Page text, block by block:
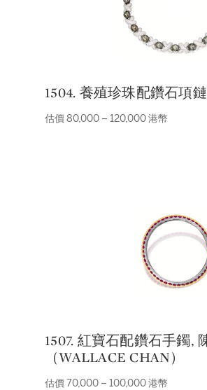
1504. 養殖珍珠配鑽石項鏈
估價 80,000 – 120,000 港幣
1507. 紅寶石配鑽石手鐲, 陳世英
（WALLACE CHAN）
估價 70,000 – 100,000 港幣